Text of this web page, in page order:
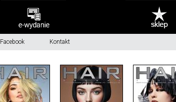
Facebook Kontakt